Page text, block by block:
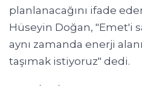
planlanacağını ifade
Hüseyin Doğan, "Emet'i
aynı zamanda enerji
taşımak istiyoruz" dedi.